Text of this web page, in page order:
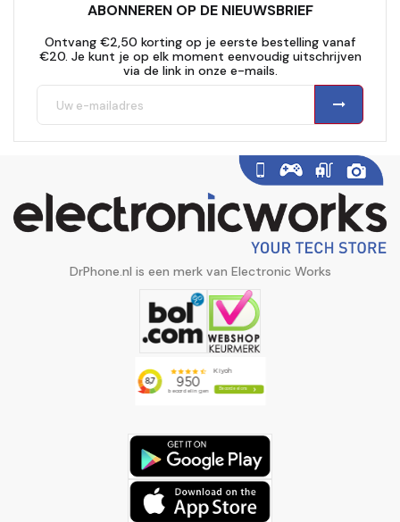
ABONNEREN OP DE NIEUWSBRIEF
Ontvang €2,50 korting op je eerste bestelling vanaf
€20. Je kunt je op elk moment eenvoudig uitschrijven
via de link in onze e-mails.
DrPhone.nl is een merk van Electronic Works